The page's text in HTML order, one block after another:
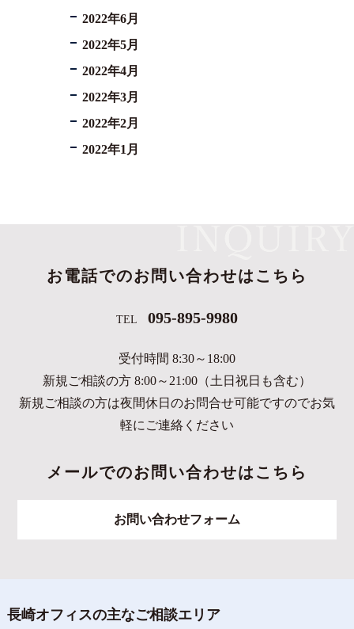
2022年6月
2022年5月
2022年4月
2022年3月
2022年2月
2022年1月
お電話でのお問い合わせはこちら
TEL 095-895-9980
受付時間 8:30～18:00
新規ご相談の方 8:00～21:00（土日祝日も含む）
新規ご相談の方は夜間休日のお問合せ可能ですのでお気
軽にご連絡ください
メールでのお問い合わせはこちら
お問い合わせフォーム
長崎オフィスの主なご相談エリア